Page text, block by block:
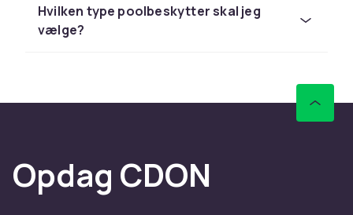
poolbeskytter
Mål poolen nøjagtigt og vælg en beskytter, der
poolstigerfor et komplet og sikkert
Hvilken type poolbeskytter skal jeg
vælge?
Opdag CDON